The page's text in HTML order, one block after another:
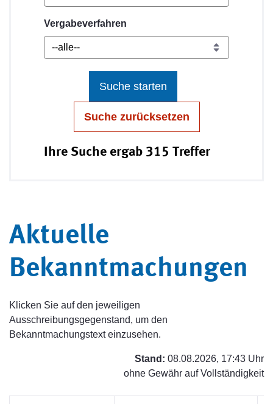
Vergabeverfahren
Suche starten
Suche zurücksetzen
Ihre Suche ergab 315 Treffer
Aktuelle
Bekanntmachungen
Klicken Sie auf den jeweiligen
Ausschreibungsgegenstand, um den
Bekanntmachungstext einzusehen.
Stand: 08.08.2026, 17:43 Uhr
ohne Gewähr auf Vollständigkeit